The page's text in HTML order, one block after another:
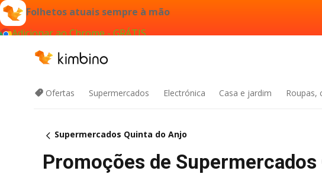
Folhetos atuais sempre à mão
Adicionar ao Chrome - GRÁTIS
Ofertas Supermercados Electrónica Casa e jardim Roupas,
Supermercados Quinta do Anjo
Promoções de